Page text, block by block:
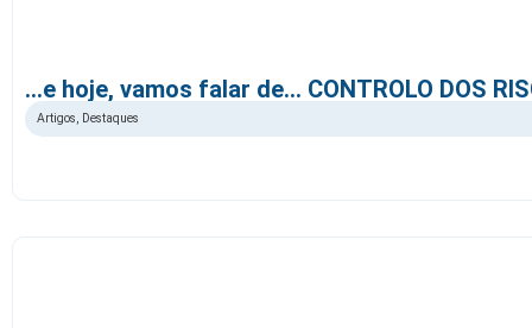
…e hoje, vamos falar de… CONTROLO DOS
Artigos, Destaques